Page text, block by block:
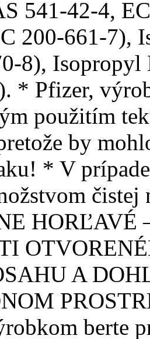
541-42-4,
200-661-7),
8),
* Pfizer,
použitím
by
* V
čistej
HORĽAVÉ
A
berte